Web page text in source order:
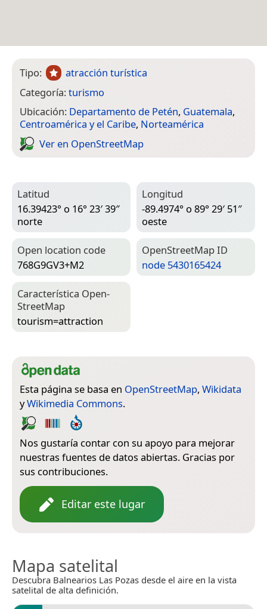
Tipo:
atracción turística
Categoría:turismo
Ubicación: Departamento de Petén, Guatemala,
Centroamérica y el Caribe, Norteamérica
Ver en Open­Street­Map
Latitud
16.39423° o 16° 23′ 39″
norte
Longitud
-89.4974° o 89° 29′ 51″
oeste
Open location code
768G9GV3+M2
Open­Street­Map ID
node 5430165424
Característica Open­
Street­Map
tourism=­attraction
Esta página se basa en OpenStreetMap, Wikidata
yWikimedia Commons.
Nos gustaría contar con su apoyo para mejorar
nuestras fuentes de datos abiertas. Gracias por
sus contribuciones.
Editar este lugar
Mapa satelital
Descubra Balnearios Las Pozas desde el aire en la vista
satelital de alta definición.